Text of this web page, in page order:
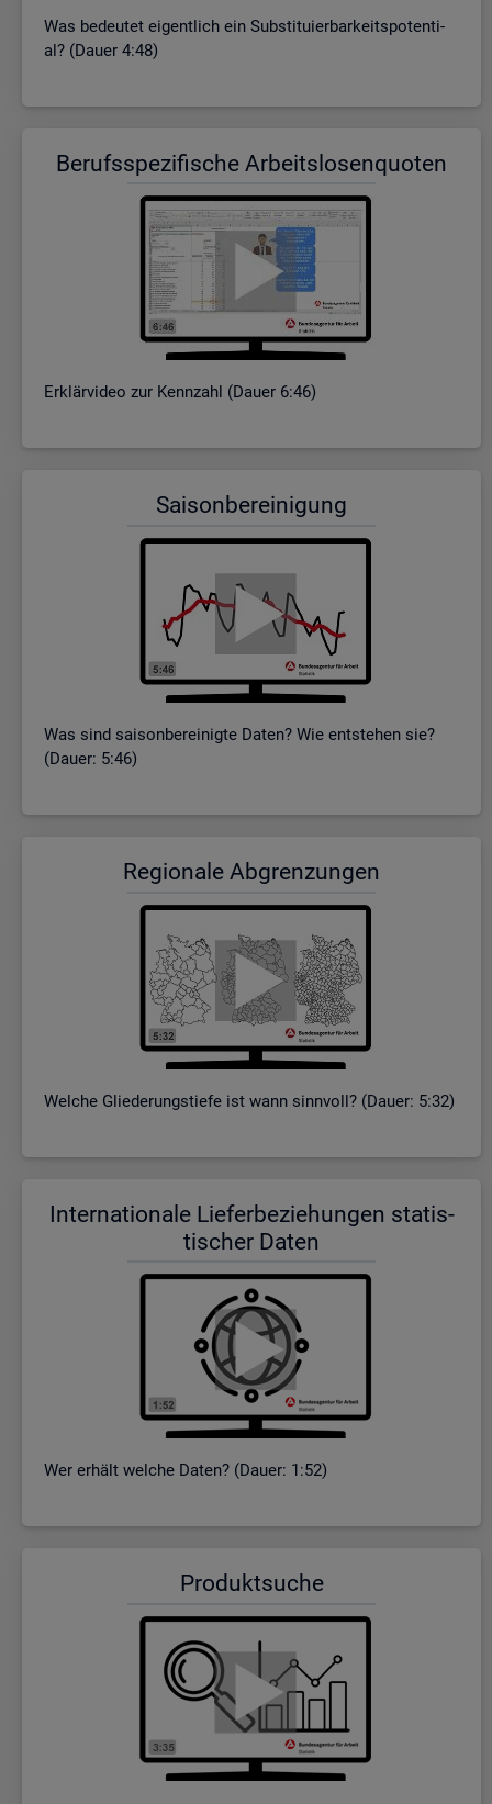
Was be­deu­tet ei­gent­lich ein Sub­sti­tu­ier­bar­keits­po­ten­ti­
al? (Dauer 4:48)
Be­rufs­spe­zi­fi­sche Ar­beits­lo­sen­quo­ten
Er­klär­vi­deo zur Kenn­zahl (Dauer 6:46)
Sai­son­be­rei­ni­gung
Was sind sai­son­be­rei­nig­te Daten? Wie ent­ste­hen sie?
(Dauer: 5:46)
Re­gio­na­le Ab­gren­zun­gen
Wel­che Glie­de­rungs­tie­fe ist wann sinn­voll? (Dauer: 5:32)
In­ter­na­tio­na­le Lie­fer­be­zie­hun­gen sta­tis­
ti­scher Daten
Wer er­hält wel­che Daten? (Dauer: 1:52)
Pro­dukt­su­che